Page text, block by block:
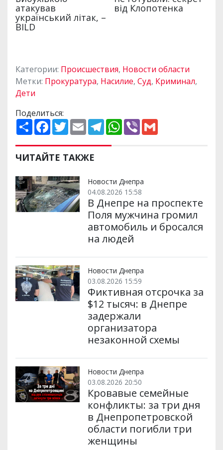
Категории: Происшествия, Новости области
Метки: Прокуратура, Насилие, Суд, Криминал,
Дети
Поделиться:
П
о
ш
и
р
и
и
F
a
c
e
b
o
k
T
w
t
t
e
E
m
a
i
l
T
e
e
m
W
h
a
p
V
b
ЧИТАЙТЕ ТАКЖЕ
Новости Днепра
04.08.2026 15:58
В Днепре на проспекте
Поля мужчина громил
автомобиль и бросался
на людей
Новости Днепра
03.08.2026 15:59
Фиктивная отсрочка за
$12 тысяч: в Днепре
задержали
организатора
незаконной схемы
Новости Днепра
03.08.2026 20:50
Кровавые семейные
конфликты: за три дня
в Днепропетровской
области погибли три
женщины